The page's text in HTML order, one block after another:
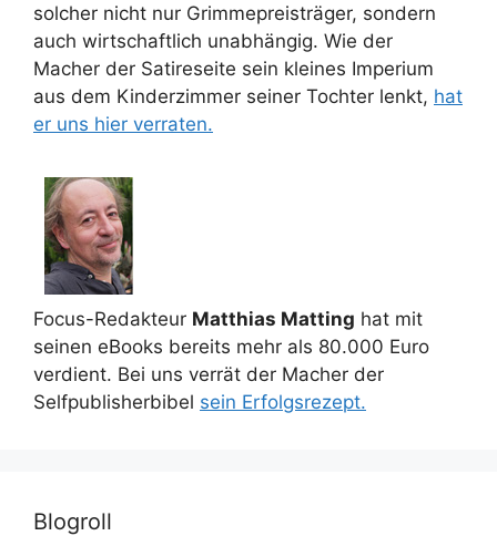
solcher nicht nur Grimmepreisträger, sondern
auch wirtschaftlich unabhängig. Wie der
Macher der Satireseite sein kleines Imperium
aus dem Kinderzimmer seiner Tochter lenkt, hat
er uns hier verraten.
Focus-Redakteur Matthias Matting hat mit
seinen eBooks bereits mehr als 80.000 Euro
verdient. Bei uns verrät der Macher der
Selfpublisherbibel sein Erfolgsrezept.
Blogroll